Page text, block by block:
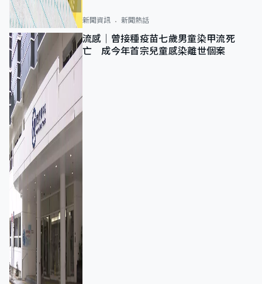
新聞資訊 新聞熱話
流感｜曾接種疫苗七歲男童染甲流死
亡 成今年首宗兒童感染離世個案